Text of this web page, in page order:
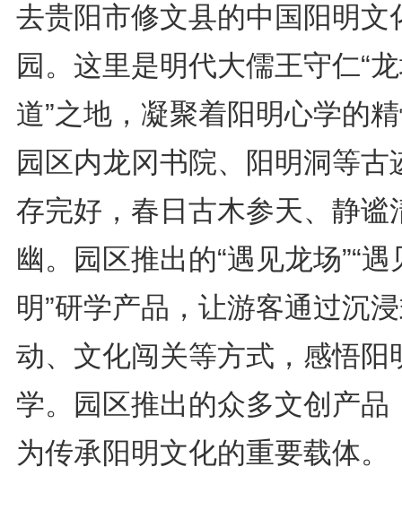
去贵阳市修文县的中国阳明文
园。这里是明代大儒王守仁“
道”之地，凝聚着阳明心学的
园区内龙冈书院、阳明洞等古
存完好，春日古木参天、静谧
幽。园区推出的“遇见龙场”“遇
明”研学产品，让游客通过沉
动、文化闯关等方式，感悟阳
学。园区推出的众多文创产品
为传承阳明文化的重要载体。